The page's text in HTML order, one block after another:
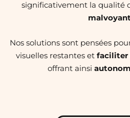
significativement la qualité
Nos solutions sont pensées
visuelles restantes et faciliter
offrant ainsi